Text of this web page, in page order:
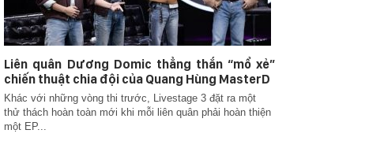
Liên quân Dương Domic thẳng thắn “mổ xẻ”
chiến thuật chia đội của Quang Hùng MasterD
Khác với những vòng thi trước, Livestage 3 đặt ra một
thử thách hoàn toàn mới khi mỗi liên quân phải hoàn thiện
một EP...